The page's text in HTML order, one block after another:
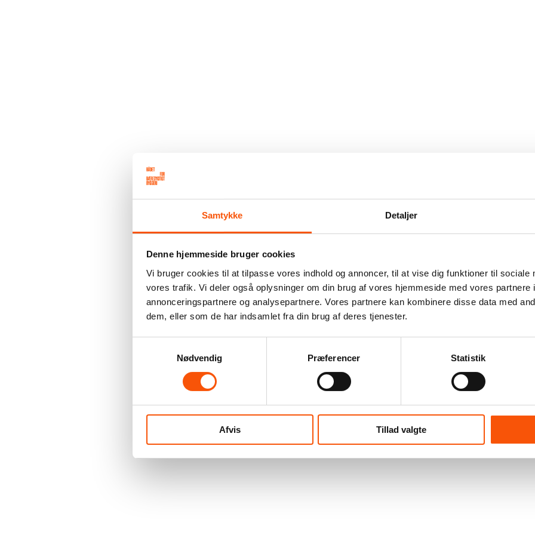
Samtykke Detaljer
Denne hjemmeside bruger cookies
Vi bruger cookies til at tilpasse vores indhold og annoncer, til at vise dig funktioner til sociale
vores trafik. Vi deler også oplysninger om din brug af vores hjemmeside med vores partnere
annonceringspartnere og analysepartnere. Vores partnere kan kombinere disse data med
dem, eller som de har indsamlet fra din brug af deres tjenester.
Nødvendig
Præferencer Statistik
Afvis Tillad valgte